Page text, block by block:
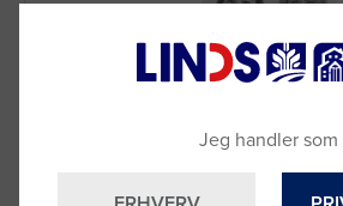
Brug for hjælp?
Jeg handler som